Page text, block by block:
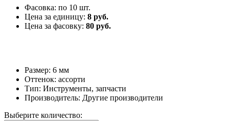
Фасовка: по 10 шт.
Цена за единицу: 8 руб.
Цена за фасовку: 80 руб.
Размер: 6 мм
Оттенок: ассорти
Тип: Инструменты, запчасти
Производитель: Другие производители
Выберите количество: